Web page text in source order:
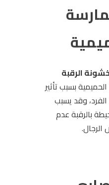
الرقبة
بسبب تأثير
وقد يسبب
بالرقبة عدم